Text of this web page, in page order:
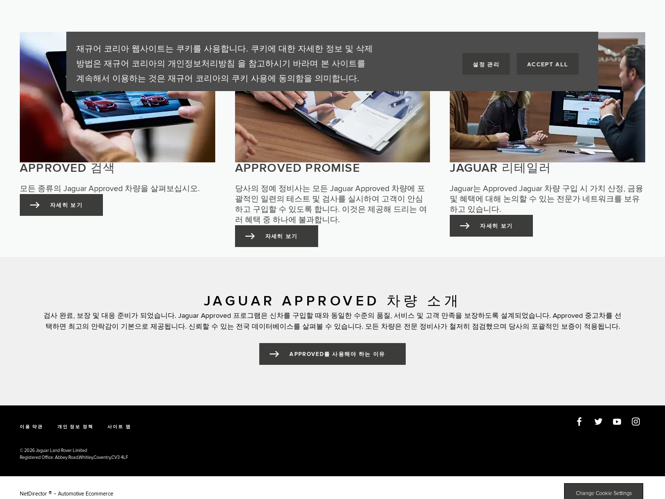
재규어 코리아 웹사이트는 쿠키를 사용합니다. 쿠키에 대한 자세한 정보 및 삭제
방법은 재규어 코리아의 개인정보처리방침 을 참고하시기 바라며 본 사이트를
계속해서 이용하는 것은 재규어 코리아의 쿠키 사용에 동의함을 의미합니다.
설정 관리 ACCEPT ALL
APPROVED 검색
모든 종류의 Jaguar Approved 차량을 살펴보십시오.
자세히 보기
APPROVED PROMISE
당사의 정예 정비사는 모든 Jaguar Approved 차량에 포
괄적인 일련의 테스트 및 검사를 실시하여 고객이 안심
하고 구입할 수 있도록 합니다. 이것은 제공해 드리는 여
러 혜택 중 하나에 불과합니다.
자세히 보기
JAGUAR 리테일러
Jaguar는 Approved Jaguar 차량 구입 시 가치 산정, 금융
및 혜택에 대해 논의할 수 있는 전문가 네트워크를 보유
하고 있습니다.
자세히 보기
JAGUAR APPROVED 차량 소개
검사 완료, 보장 및 대응 준비가 되었습니다. Jaguar Approved 프로그램은 신차를 구입할 때와 동일한 수준의 품질, 서비스 및 고객 만족을 보장하도록 설계되었습니다. Approved 중고차를 선
택하면 최고의 안락감이 기본으로 제공됩니다. 신뢰할 수 있는 전국 데이터베이스를 살펴볼 수 있습니다. 모든 차량은 전문 정비사가 철저히 점검했으며 당사의 포괄적인 보증이 적용됩니다.
APPROVED를 사용해야 하는 이유
이용 약관 개인 정보 정책 사이트 맵
© 2026 Jaguar Land Rover Limited
Registered Office:Abbey Road,Whitley,Coventry,CV3 4LF
NetDirector ® - Automotive Ecommerce